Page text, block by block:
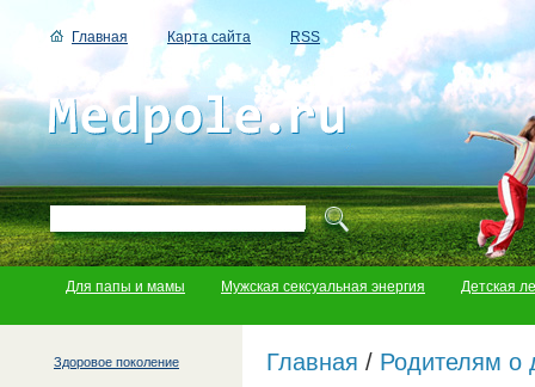
Главная Карта сайта RSS
Для папы и мамы Мужская сексуальная энергия Детская
Здоровое поколение Главная / Родителям о